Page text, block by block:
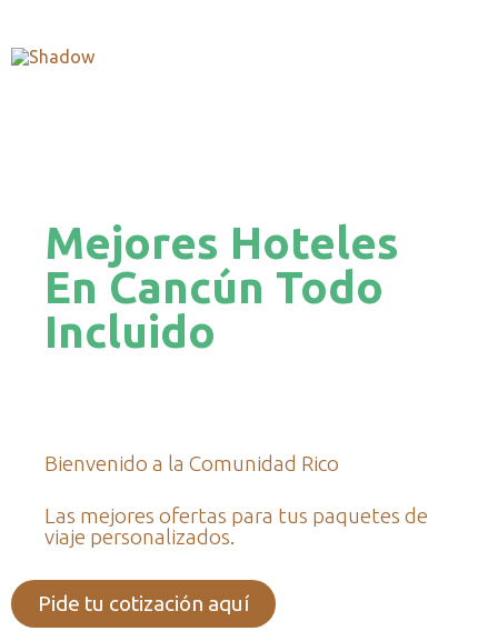
Mejores Hoteles
En Cancún Todo
Incluido
Bienvenido a la Comunidad Rico
Las mejores ofertas para tus paquetes de
viaje personalizados.
Pide tu cotización aquí